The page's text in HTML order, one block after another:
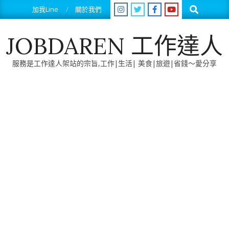
to
加我Line 關於我們 Search
JOBDAREN 工作達人
服務是工作達人架站的宗旨,工作|生活| 美食|旅遊|省錢～愛分享